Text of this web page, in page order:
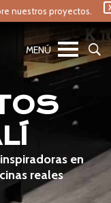
nuestros proyectos.
en
reales